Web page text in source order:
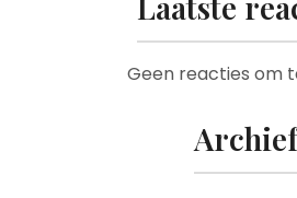
Geen reacties om
Archief